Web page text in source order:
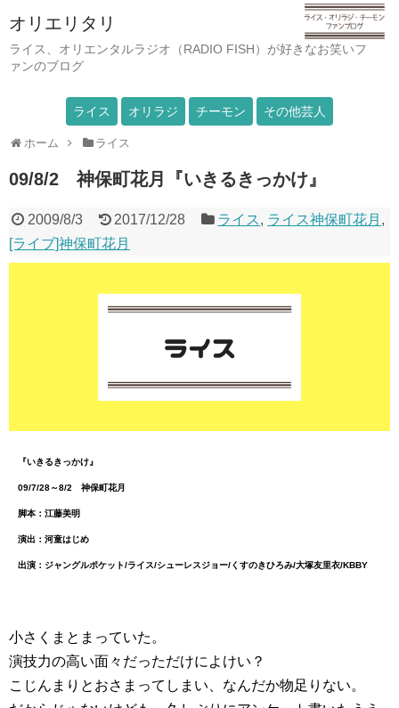
オリエリタリ
ライス、オリエンタルラジオ（RADIO FISH）が好きなお笑いフ
ァンのブログ
ライス オリラジ チーモン その他芸人
ホーム ライス
09/8/2 神保町花月『いきるきっかけ』
2009/8/3 2017/12/28 ライス, ライス神保町花月 ,
[ライブ]神保町花月
『いきるきっかけ』
09/7/28～8/2 神保町花月
脚本：江藤美明
演出：河童はじめ
出演：ジャングルポケット/ライス/シューレスジョー/くすのきひろみ/大塚友里衣/KBBY
小さくまとまっていた。
演技力の高い面々だっただけによけい？
こじんまりとおさまってしまい、なんだか物足りない。